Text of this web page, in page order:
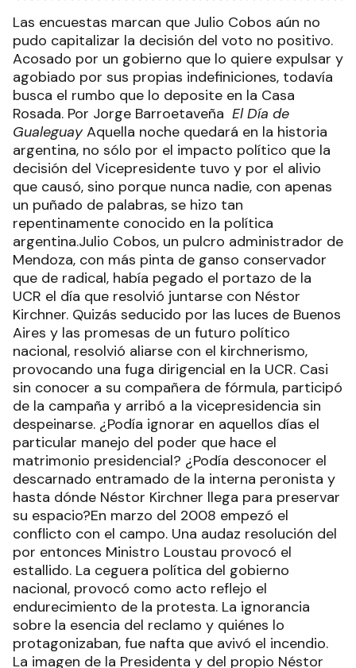
Las encuestas marcan que Julio Cobos aún no
pudo capitalizar la decisión del voto no positivo.
Acosado por un gobierno que lo quiere expulsar y
agobiado por sus propias indefiniciones, todavía
busca el rumbo que lo deposite en la Casa
Rosada. Por Jorge Barroetaveña El Día de
GualeguayAquella noche quedará en la historia
argentina, no sólo por el impacto político que la
decisión del Vicepresidente tuvo y por el alivio
que causó, sino porque nunca nadie, con apenas
un puñado de palabras, se hizo tan
repentinamente conocido en la política
argentina.Julio Cobos, un pulcro administrador de
Mendoza, con más pinta de ganso conservador
que de radical, había pegado el portazo de la
UCR el día que resolvió juntarse con Néstor
Kirchner. Quizás seducido por las luces de Buenos
Aires y las promesas de un futuro político
nacional, resolvió aliarse con el kirchnerismo,
provocando una fuga dirigencial en la UCR. Casi
sin conocer a su compañera de fórmula, participó
de la campaña y arribó a la vicepresidencia sin
despeinarse. ¿Podía ignorar en aquellos días el
particular manejo del poder que hace el
matrimonio presidencial? ¿Podía desconocer el
descarnado entramado de la interna peronista y
hasta dónde Néstor Kirchner llega para preservar
su espacio?En marzo del 2008 empezó el
conflicto con el campo. Una audaz resolución del
por entonces Ministro Loustau provocó el
estallido. La ceguera política del gobierno
nacional, provocó como acto reflejo el
endurecimiento de la protesta. La ignorancia
sobre la esencia del reclamo y quiénes lo
protagonizaban, fue nafta que avivó el incendio.
La imagen de la Presidenta y del propio Néstor